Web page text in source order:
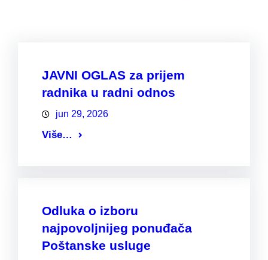
JAVNI OGLAS za prijem
radnika u radni odnos
jun 29, 2026
Više…
Odluka o izboru
najpovoljnijeg ponuđača
Poštanske usluge